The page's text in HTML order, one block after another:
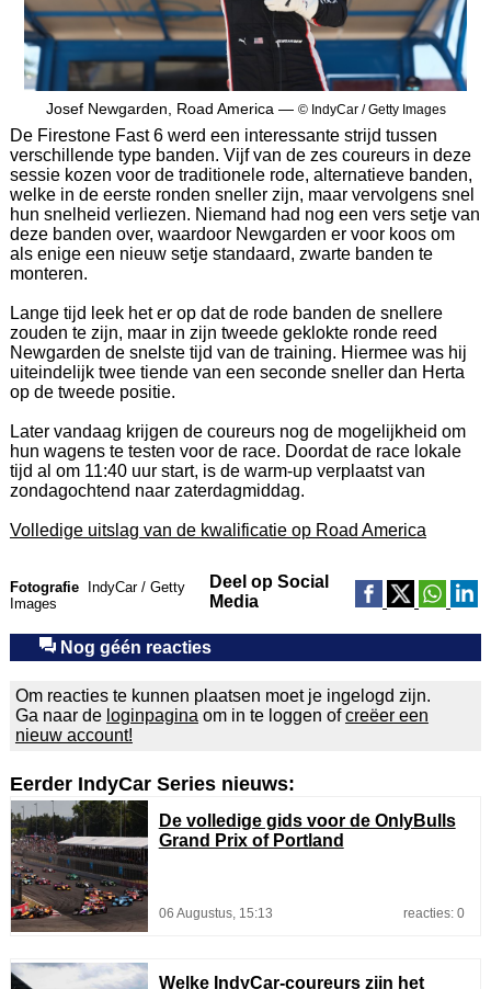
Josef Newgarden, Road America — © IndyCar / Getty Images
De Firestone Fast 6 werd een interessante strijd tussen
verschillende type banden. Vijf van de zes coureurs in deze
sessie kozen voor de traditionele rode, alternatieve banden,
welke in de eerste ronden sneller zijn, maar vervolgens snel
hun snelheid verliezen. Niemand had nog een vers setje van
deze banden over, waardoor Newgarden er voor koos om
als enige een nieuw setje standaard, zwarte banden te
monteren.
Lange tijd leek het er op dat de rode banden de snellere
zouden te zijn, maar in zijn tweede geklokte ronde reed
Newgarden de snelste tijd van de training. Hiermee was hij
uiteindelijk twee tiende van een seconde sneller dan Herta
op de tweede positie.
Later vandaag krijgen de coureurs nog de mogelijkheid om
hun wagens te testen voor de race. Doordat de race lokale
tijd al om 11:40 uur start, is de warm-up verplaatst van
zondagochtend naar zaterdagmiddag.
Volledige uitslag van de kwalificatie op Road America
Fotografie
IndyCar / Getty
Images
Deel op Social
Media
Nog géén reacties
Om reacties te kunnen plaatsen moet je ingelogd zijn.
Ga naar de loginpagina om in te loggen ofcreëer een
nieuw account!
Eerder IndyCar Series nieuws:
De volledige gids voor de OnlyBulls
Grand Prix of Portland
06 Augustus, 15:13 reacties: 0
Welke IndyCar-coureurs zijn het